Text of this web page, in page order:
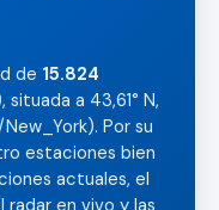
de 15.824
a 43,61° N,
Por su
estaciones bien
actuales, el
radar en vivo y las